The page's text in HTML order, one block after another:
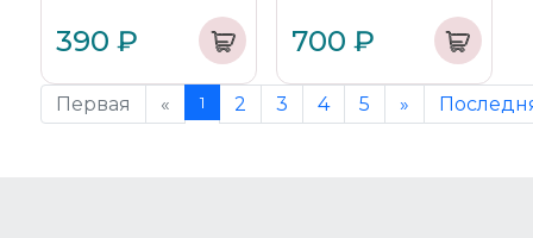
390 ₽ 700 ₽
Первая « 1 2 3 4 5 »